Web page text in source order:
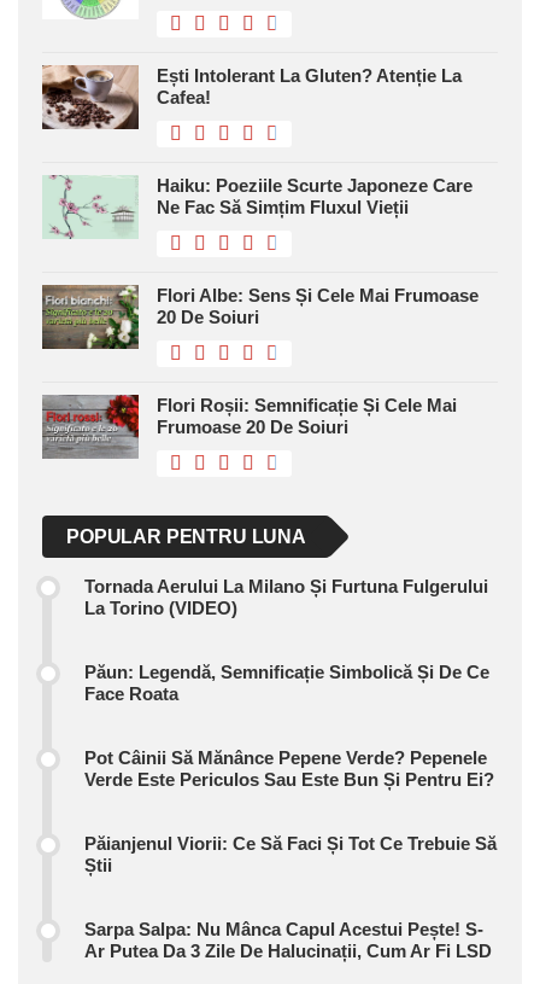
Ești Intolerant La Gluten? Atenție La
Cafea!
Haiku: Poeziile Scurte Japoneze Care
Ne Fac Să Simțim Fluxul Vieții
Flori Albe: Sens Și Cele Mai Frumoase
20 De Soiuri
Flori Roșii: Semnificație Și Cele Mai
Frumoase 20 De Soiuri
POPULAR PENTRU LUNA
Tornada Aerului La Milano Și Furtuna Fulgerului
La Torino (VIDEO)
Păun: Legendă, Semnificație Simbolică Și De Ce
Face Roata
Pot Câinii Să Mănânce Pepene Verde? Pepenele
Verde Este Periculos Sau Este Bun Și Pentru Ei?
Păianjenul Viorii: Ce Să Faci Și Tot Ce Trebuie Să
Știi
Sarpa Salpa: Nu Mânca Capul Acestui Pește! S-
Ar Putea Da 3 Zile De Halucinații, Cum Ar Fi LSD